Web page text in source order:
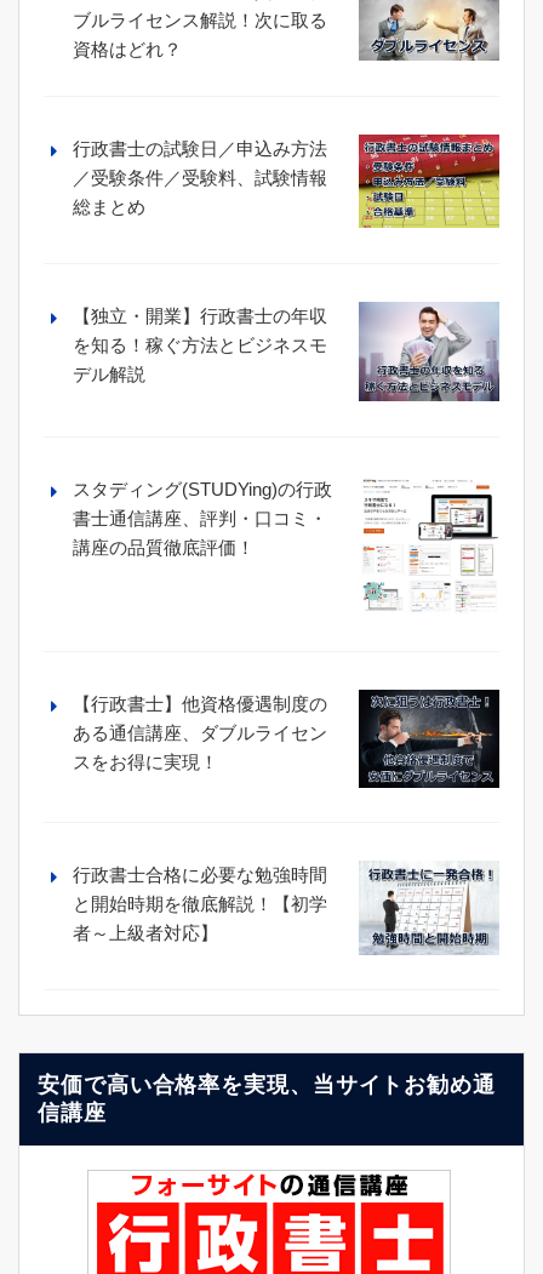
ブルライセンス解説！次に取る
資格はどれ？
行政書士の試験日／申込み方法
／受験条件／受験料、試験情報
総まとめ
【独立・開業】行政書士の年収
を知る！稼ぐ方法とビジネスモ
デル解説
スタディング(STUDYing)の行政
書士通信講座、評判・口コミ・
講座の品質徹底評価！
【行政書士】他資格優遇制度の
ある通信講座、ダブルライセン
スをお得に実現！
行政書士合格に必要な勉強時間
と開始時期を徹底解説！【初学
者～上級者対応】
安価で高い合格率を実現、当サイトお勧め通
信講座